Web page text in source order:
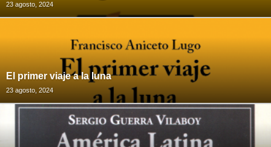
23 agosto, 2024
El primer viaje a la luna
23 agosto, 2024